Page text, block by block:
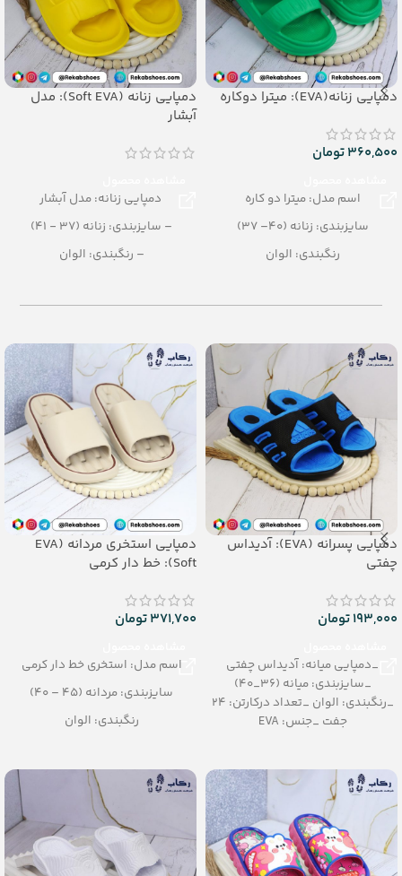
دمپایی زنانه(EVA): میترا دوکاره
360,500تومان
اسم مدل: میترا دو کاره
سایزبندی: زنانه (40– 37)
رنگبندی: الوان
جنس: EVA
دمپایی زنانه (Soft EVA): مدل
آبشار
دمپایی زنانه: مدل آبشار
– سایزبندی: زنانه (37 - 41)
– رنگبندی: الوان
– جنس: Soft EVA
دمپایی پسرانه (EVA): آدیداس
چفتی
193,000تومان
_دمپایی میانه: آدیداس چفتی
_سایزبندی: میانه (36_40)
_رنگبندی: الوان _تعداد درکارتن: 24
جفت _جنس: EVA
دمپایی استخری مردانه (EVA
Soft): خط دار کرمی
371,700تومان
اسم مدل: استخری خط دار کرمی
سایزبندی: مردانه (45 – 40)
رنگبندی: الوان